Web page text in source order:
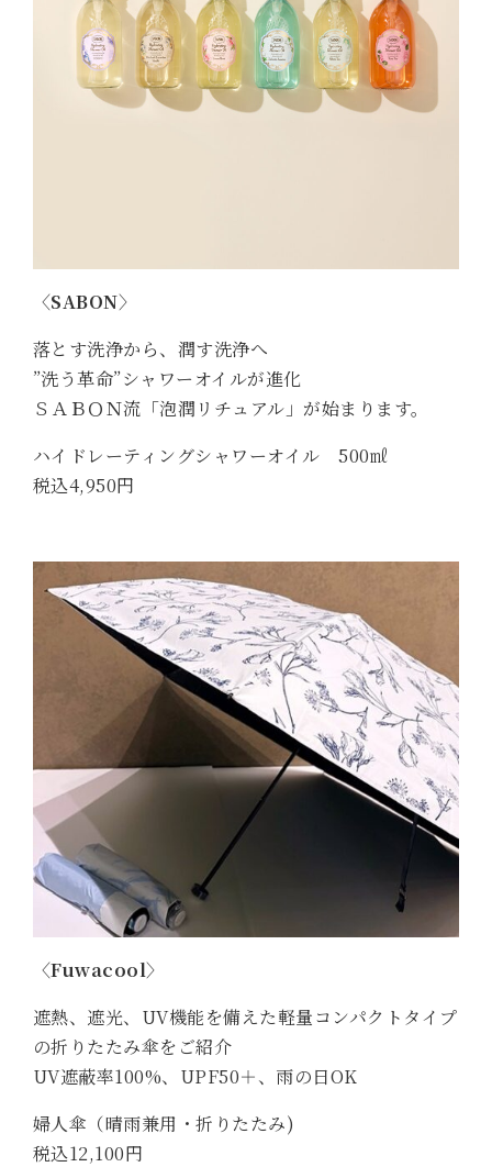
〈SABON〉
落とす洗浄から、潤す洗浄へ
”洗う革命”シャワーオイルが進化
ＳＡＢＯＮ流「泡潤リチュアル」が始まります。
ハイドレーティングシャワーオイル 500㎖
税込4,950円
〈Fuwacool〉
遮熱、遮光、UV機能を備えた軽量コンパクトタイプ
の折りたたみ傘をご紹介
UV遮蔽率100%、UPF50＋、雨の日OK
婦人傘（晴雨兼用・折りたたみ)
税込12,100円